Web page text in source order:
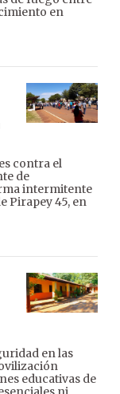
en
contra el
de
intermitente
Pirapey 45, en
en las
educativas de